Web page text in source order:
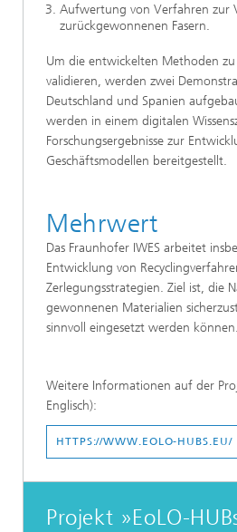
Aufwertung von Verfahren zur
zurückgewonnenen Fasern.
Um die entwickelten Methoden
validieren, werden zwei
Deutschland und Spanien
werden in einem digitalen
Forschungsergebnisse zur
Geschäftsmodellen bereitgestellt.
Mehrwert
Das Fraunhofer IWES arbeitet
Entwicklung von
Zerlegungsstrategien. Ziel ist, die
gewonnenen Materialien
sinnvoll eingesetzt werden können.
Weitere Informationen auf der
Englisch):
HTTPS://WWW.EOLO-HUBS.EU/
Projekt »EoLO-